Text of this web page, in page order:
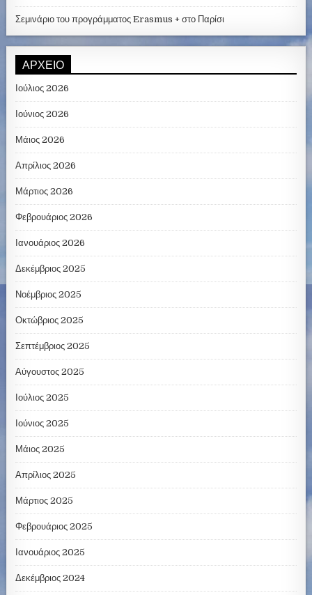
Σεμινάριο του προγράμματος Erasmus + στο Παρίσι
ΑΡΧΕΊΟ
Ιούλιος 2026
Ιούνιος 2026
Μάιος 2026
Απρίλιος 2026
Μάρτιος 2026
Φεβρουάριος 2026
Ιανουάριος 2026
Δεκέμβριος 2025
Νοέμβριος 2025
Οκτώβριος 2025
Σεπτέμβριος 2025
Αύγουστος 2025
Ιούλιος 2025
Ιούνιος 2025
Μάιος 2025
Απρίλιος 2025
Μάρτιος 2025
Φεβρουάριος 2025
Ιανουάριος 2025
Δεκέμβριος 2024